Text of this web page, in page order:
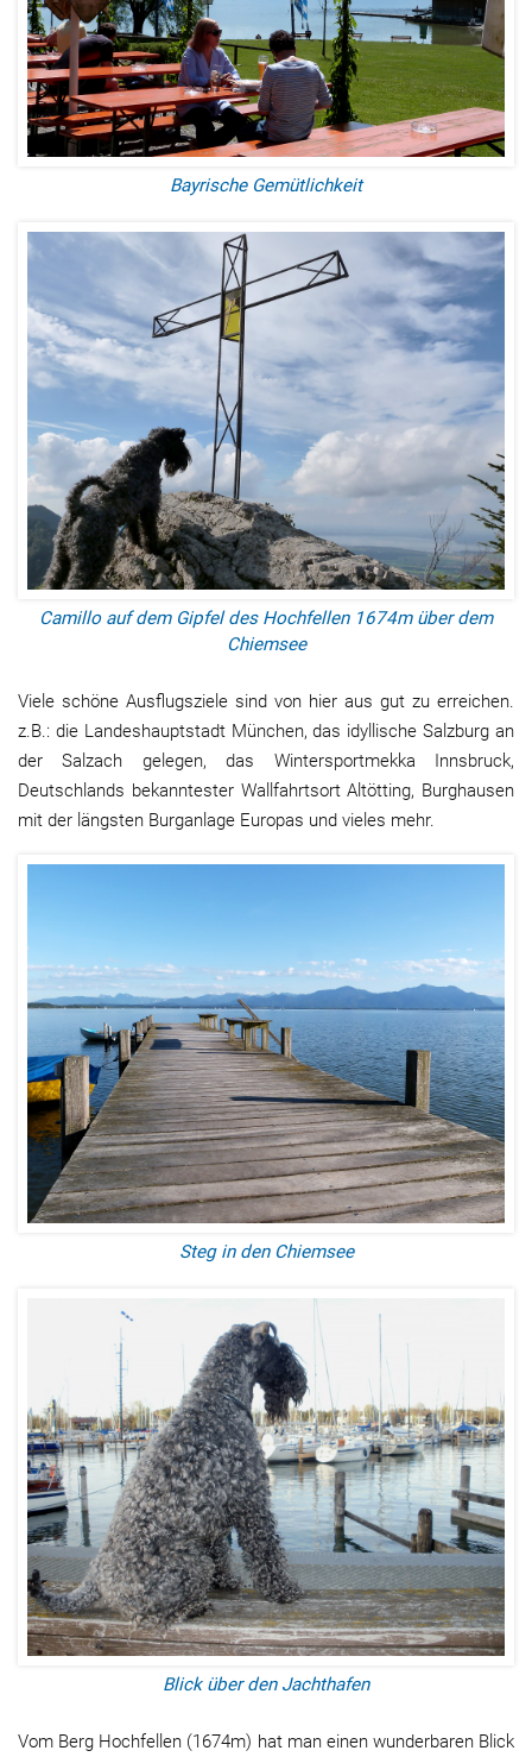
Bayrische Gemütlichkeit
Camillo auf dem Gipfel des Hochfellen 1674m über dem
Chiemsee
Viele schöne Ausflugsziele sind von hier aus gut zu erreichen.
z.B.: die Landeshauptstadt München, das idyllische Salzburg an
der Salzach gelegen, das Wintersportmekka Innsbruck,
Deutschlands bekanntester Wallfahrtsort Altötting, Burghausen
mit der längsten Burganlage Europas und vieles mehr.
Steg in den Chiemsee
Blick über den Jachthafen
Vom Berg Hochfellen (1674m) hat man einen wunderbaren Blick